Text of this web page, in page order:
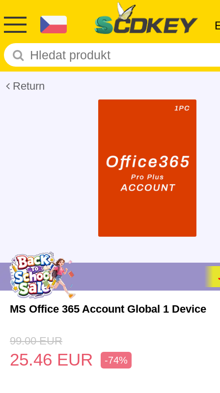
Return
MS Office 365 Account Global 1 Device
99.00 EUR
25.46 EUR -74%